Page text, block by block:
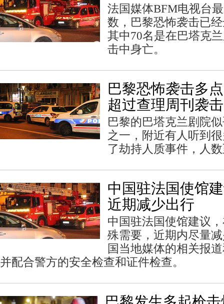
法国媒体BFM电视台
数，巴黎恐怖袭击已
其中70名是在巴塔克
击中身亡。
巴黎恐怖袭击多
超过查理周刊袭击
巴黎的巴塔克兰剧院
之一，附近有人听到
了劫持人质事件，人
中国驻法国使馆
近期减少出行
中国驻法国使馆建议
殊需要，近期内尽量
国当地媒体的相关报
并配合警方的安全检查和证件检查。